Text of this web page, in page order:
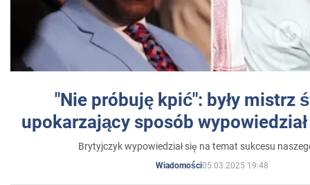
"Nie próbuję kpić": były mistrz
upokarzający sposób
Brytyjczyk wypowiedział się na temat sukcesu
Wiadomości05.03.2025 19:48